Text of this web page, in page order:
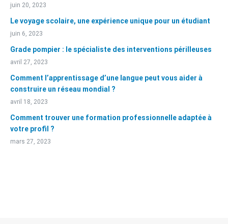
juin 20, 2023
Le voyage scolaire, une expérience unique pour un étudiant
juin 6, 2023
Grade pompier : le spécialiste des interventions périlleuses
avril 27, 2023
Comment l’apprentissage d’une langue peut vous aider à
construire un réseau mondial ?
avril 18, 2023
Comment trouver une formation professionnelle adaptée à
votre profil ?
mars 27, 2023